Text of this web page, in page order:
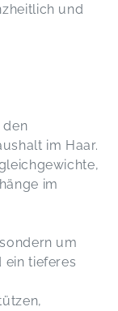
und
den
im Haar.
im
um
ein tieferes